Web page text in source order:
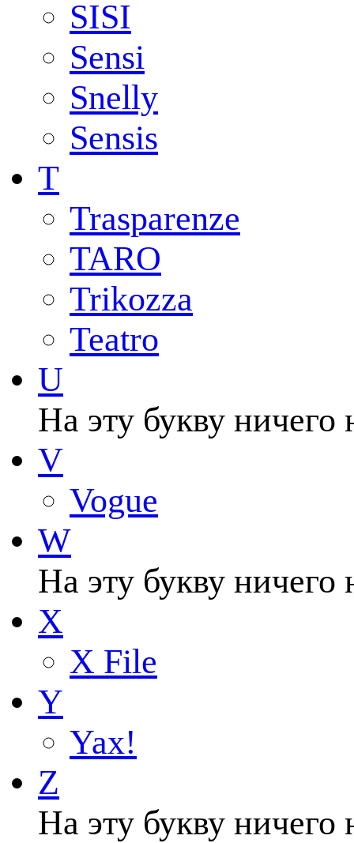
SISI
Sensi
Snelly
Sensis
T
Trasparenze
TARO
Trikozza
Teatro
U
На эту букву ничего
V
Vogue
W
На эту букву ничего
X
X File
Y
Yax!
Z
На эту букву ничего